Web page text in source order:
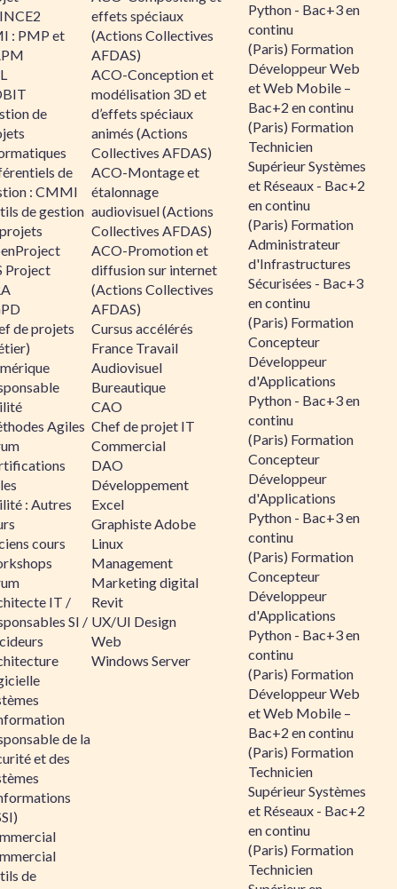
: PMP et
de
de
: CMMI
de gestion
Project
de projets
Agiles
: Autres
cours
IT /
SI /
de la
et des
de
effets spéciaux
(Actions Collectives
AFDAS)
ACO-Conception et
modélisation 3D et
d’effets spéciaux
animés (Actions
Collectives AFDAS)
ACO-Montage et
étalonnage
audiovisuel (Actions
Collectives AFDAS)
ACO-Promotion et
diffusion sur internet
(Actions Collectives
AFDAS)
Cursus accélérés
France Travail
Audiovisuel
Bureautique
CAO
Chef de projet IT
Commercial
DAO
Développement
Excel
Graphiste Adobe
Linux
Management
Marketing digital
Revit
UX/UI Design
Web
Windows Server
Python - Bac+3 en
continu
(Paris) Formation
Développeur Web
et Web Mobile –
Bac+2 en continu
(Paris) Formation
Technicien
Supérieur Systèmes
et Réseaux - Bac+2
en continu
(Paris) Formation
Administrateur
d'Infrastructures
Sécurisées - Bac+3
en continu
(Paris) Formation
Concepteur
Développeur
d'Applications
Python - Bac+3 en
continu
(Paris) Formation
Concepteur
Développeur
d'Applications
Python - Bac+3 en
continu
(Paris) Formation
Concepteur
Développeur
d'Applications
Python - Bac+3 en
continu
(Paris) Formation
Développeur Web
et Web Mobile –
Bac+2 en continu
(Paris) Formation
Technicien
Supérieur Systèmes
et Réseaux - Bac+2
en continu
(Paris) Formation
Technicien